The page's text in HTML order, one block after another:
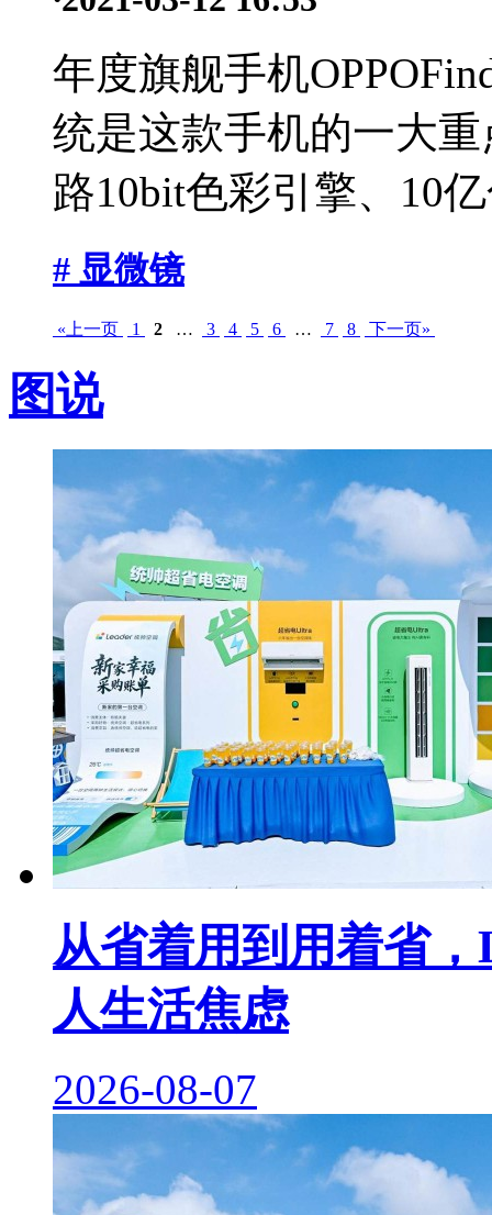
年度旗舰手机
统是这款手机的一大
路10bit色彩引擎、10
# 显微镜
«上一页 1 2 … 3 4 5 6 … 7 8 下一页»
图说
从省着用到用着省
人生活焦虑
2026-08-07